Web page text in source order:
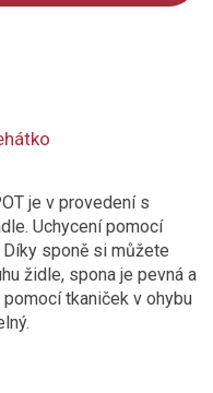
je v provedení s
Uchycení pomocí
sponě si můžete
židle, spona je pevná a
tkaniček v ohybu